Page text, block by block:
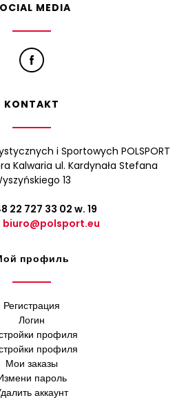
MEDIA
KONTAKT
i Sportowych POLSPORT
Kalwaria ul. Kardynała Stefana
13
22 727 33 02 w. 19
biuro@polsport.eu
профиль
Регистрация
Логин
профиля
профиля
Мои заказы
пароль
аккаунт